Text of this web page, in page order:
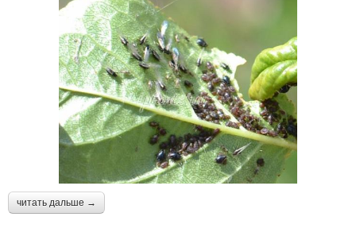
читать дальше →